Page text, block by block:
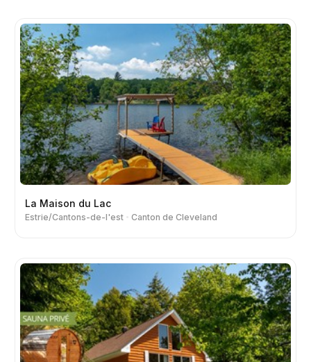
La Maison du Lac
Estrie/Cantons-de-l'est Canton de Cleveland